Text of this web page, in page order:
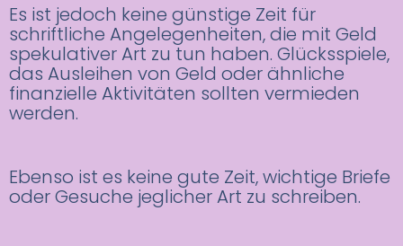
Es ist jedoch keine günstige Zeit für
schriftliche Angelegenheiten, die mit Geld
spekulativer Art zu tun haben. Glücksspiele,
das Ausleihen von Geld oder ähnliche
finanzielle Aktivitäten sollten vermieden
werden.
Ebenso ist es keine gute Zeit, wichtige Briefe
oder Gesuche jeglicher Art zu schreiben.